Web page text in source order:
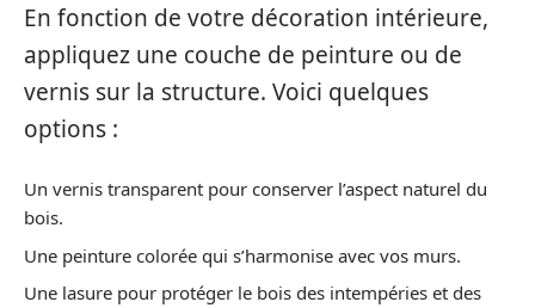
En fonction de votre décoration intérieure,
appliquez une couche de peinture ou de
vernis sur la structure. Voici quelques
options :
Un vernis transparent pour conserver l’aspect naturel du
bois.
Une peinture colorée qui s’harmonise avec vos murs.
Une lasure pour protéger le bois des intempéries et des